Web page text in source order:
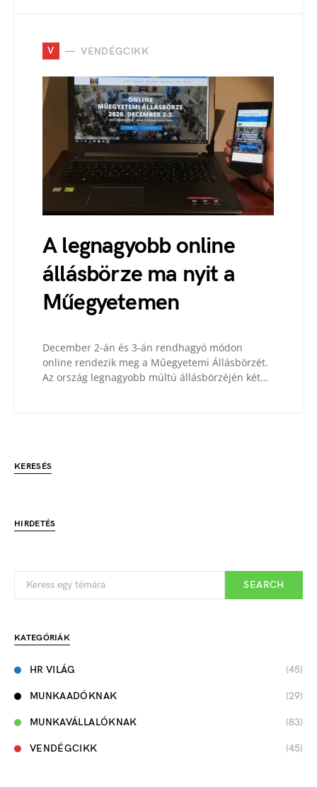
V VENDÉGCIKK
A legnagyobb online
állásbörze ma nyit a
Műegyetemen
December 2-án és 3-án rendhagyó módon
online rendezik meg a Műegyetemi Állásbörzét.
Az ország legnagyobb múltú állásbörzéjén két…
KERESÉS
HIRDETÉS
SEARCH
KATEGÓRIÁK
HR VILÁG (45)
MUNKAADÓKNAK (29)
MUNKAVÁLLALÓKNAK (83)
VENDÉGCIKK (45)